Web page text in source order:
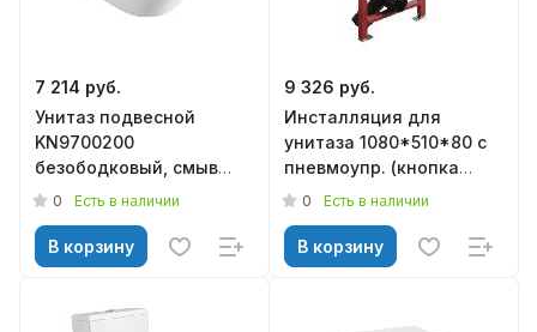
7 214 руб.
Унитаз подвесной
KN9700200
безободковый, смыв
торнадо, сиденье
500*360*350, KNOIS
0 Есть в наличии
В корзину
9 326 руб.
Инсталляция для
унитаза 1080*510*80 с
пневмоупр. (кнопка
белая круг в комплекте)
0 Есть в наличии
В корзину